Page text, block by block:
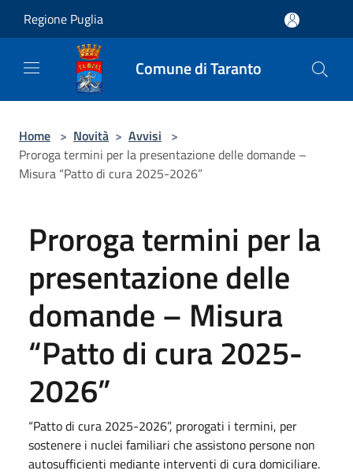
Regione Puglia
Comune di Taranto
Home > Novità > Avvisi >
Proroga termini per la presentazione delle domande –
Misura “Patto di cura 2025-2026”
Proroga termini per la
presentazione delle
domande – Misura
“Patto di cura 2025-
2026”
“Patto di cura 2025-2026”, prorogati i termini, per
sostenere i nuclei familiari che assistono persone non
autosufficienti mediante interventi di cura domiciliare.